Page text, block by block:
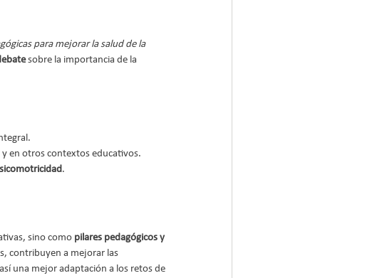
para mejorar la salud de la
sobre la importancia de la
y en otros contextos educativos.
.
sino como pilares pedagógicos y
contribuyen a mejorar las
una mejor adaptación a los retos de